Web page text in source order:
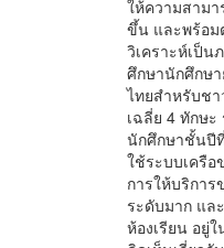
ให้ความสาม
ขึ้น และพร้อ
วิเคราะห์เป็น
ศึกษานักศึกษ
ไทยสำหรับช
เฉลี่ย 4 ทักษ
นักศึกษาชั้นปี
ใช้ระบบเครือ
การให้บริกา
ระดับมาก แล
ห้องเรียน อยู่